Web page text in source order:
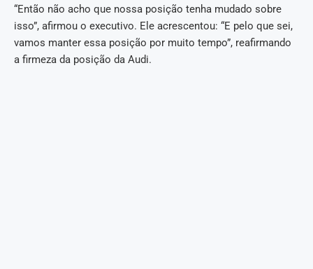
“Então não acho que nossa posição tenha mudado sobre
isso”, afirmou o executivo. Ele acrescentou: “E pelo que sei,
vamos manter essa posição por muito tempo”, reafirmando
a firmeza da posição da Audi.